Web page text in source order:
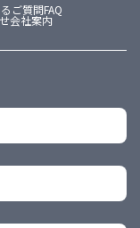
ご質問FAQ
会社案内